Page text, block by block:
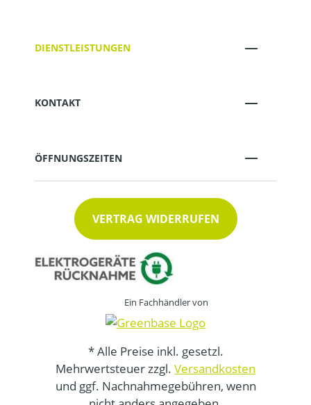
DIENSTLEISTUNGEN
KONTAKT
ÖFFNUNGSZEITEN
VERTRAG WIDERRUFEN
Ein Fachhändler von
* Alle Preise inkl. gesetzl.
Mehrwertsteuer zzgl. Versandkosten
und ggf. Nachnahmegebühren, wenn